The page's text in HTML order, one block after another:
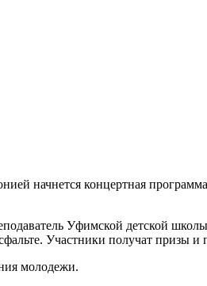
начнется концертная
Уфимской детской
Участники получат призы и
молодежи.